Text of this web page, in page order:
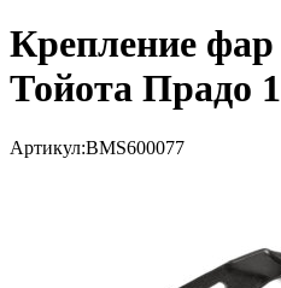
Крепление
Тойота Прадо
Артикул:BMS600077